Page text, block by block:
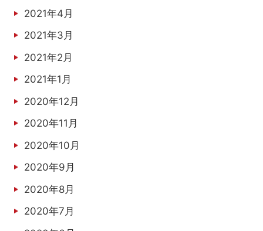
2021年4月
2021年3月
2021年2月
2021年1月
2020年12月
2020年11月
2020年10月
2020年9月
2020年8月
2020年7月